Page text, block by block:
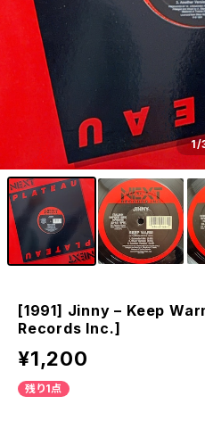
1/
[1991] Jinny – Keep
Records Inc.]
¥1,200
残り1点